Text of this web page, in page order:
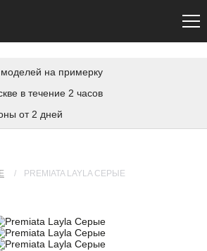
моделей на примерку
в течение 2 часов
от 2 дней
/ PREMIATA LAYLA СЕРЫЕ